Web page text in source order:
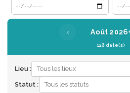
Date
Date
‹ Août 2026
128 date(s)
Lieu :
Statut :